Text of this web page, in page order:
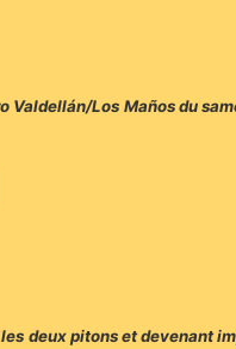
Valdellán/Los Maños du
deux pitons et devenant